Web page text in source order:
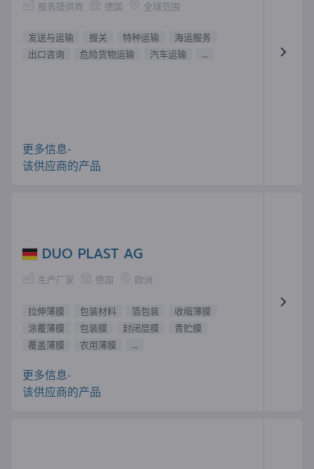
服务提供商 德国 全球范围
发送与运输 报关 特种运输
海运服务
出口咨询
危险货物运输 汽车运输 ...
更多信息-
该供应商的产品
DUO PLAST AG
生产厂家 德国 欧洲
拉伸薄膜 包装材料 箔包装
收缩薄膜
涂覆薄膜
包装膜 封闭层膜
青贮膜
覆盖薄膜
农用薄膜 ...
更多信息-
该供应商的产品